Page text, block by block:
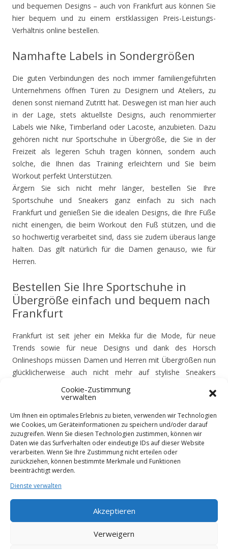
Cookie-Zustimmung
verwalten
Um Ihnen ein optimales Erlebnis zu bieten, verwenden wir Technologien
wie Cookies, um Geräteinformationen zu speichern und/oder darauf
zuzugreifen. Wenn Sie diesen Technologien zustimmen, können wir
Daten wie das Surfverhalten oder eindeutige IDs auf dieser Website
verarbeiten. Wenn Sie Ihre Zustimmung nicht erteilen oder
zurückziehen, können bestimmte Merkmale und Funktionen
beeinträchtigt werden.
Dienste verwalten
Akzeptieren
Verweigern
und bequemen Designs – auch von Frankfurt aus können Sie
hier bequem und zu einem erstklassigen Preis-Leistungs-
Verhältnis online bestellen.
Namhafte Labels in Sondergrößen
Die guten Verbindungen des noch immer familiengeführten
Unternehmens öffnen Türen zu Designern und Ateliers, zu
denen sonst niemand Zutritt hat. Deswegen ist man hier auch
in der Lage, stets aktuellste Designs, auch renommierter
Labels wie Nike, Timberland oder Lacoste, anzubieten. Dazu
gehören nicht nur Sportschuhe in Übergröße, die Sie in der
Freizeit als legeren Schuh tragen können, sondern auch
solche, die Ihnen das Training erleichtern und Sie beim
Workout perfekt Unterstützen.
Ärgern Sie sich nicht mehr länger, bestellen Sie Ihre
Sportschuhe und Sneakers ganz einfach zu sich nach
Frankfurt und genießen Sie die idealen Designs, die Ihre Füße
nicht einengen, die beim Workout den Fuß stützen, und die
so hochwertig verarbeitet sind, dass sie zudem überaus lange
halten. Das gilt natürlich für die Damen genauso, wie für
Herren.
Bestellen Sie Ihre Sportschuhe in
Übergröße einfach und bequem nach
Frankfurt
Frankfurt ist seit jeher ein Mekka für die Mode, für neue
Trends sowie für neue Designs und dank des Horsch
Onlineshops müssen Damen und Herren mit Übergrößen nun
glücklicherweise auch nicht mehr auf stylishe Sneakers
Free über modische Designs von Boxfresh bis hin zu lässigen
eine große Auswahl.
Selbstverständlich finden Sie bei uns, neben Sportschuhen,
auch viele weitere Designs für Damen und Herren in den
verschiedensten Stilrichtungen. Stöbern Sie einfach in aller
Ruhe durch unser breit gefächertes Sortiment und bestellen
http://www.nike-uebergroessen-schuhe.de/